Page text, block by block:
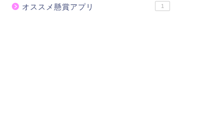
オススメ懸賞アプリ 1